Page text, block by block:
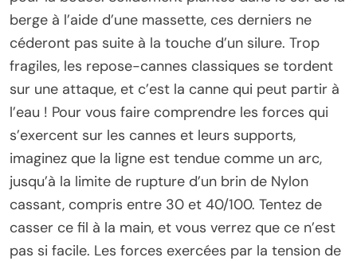
berge à l’aide d’une massette, ces derniers ne
céderont pas suite à la touche d’un silure. Trop
fragiles, les repose-cannes classiques se tordent
sur une attaque, et c’est la canne qui peut partir à
l’eau ! Pour vous faire comprendre les forces qui
s’exercent sur les cannes et leurs supports,
imaginez que la ligne est tendue comme un arc,
jusqu’à la limite de rupture d’un brin de Nylon
cassant, compris entre 30 et 40/100. Tentez de
casser ce fil à la main, et vous verrez que ce n’est
pas si facile. Les forces exercées par la tension de